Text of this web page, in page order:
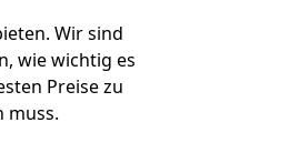
Wir sind
wie wichtig es
Preise zu
muss.